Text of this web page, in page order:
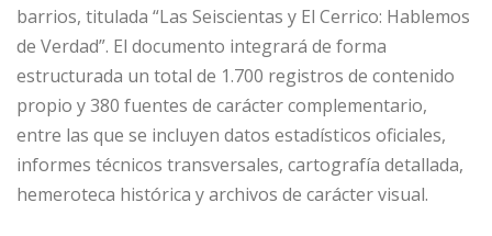
barrios, titulada “Las Seiscientas y El Cerrico: Hablemos
de Verdad”. El documento integrará de forma
estructurada un total de 1.700 registros de contenido
propio y 380 fuentes de carácter complementario,
entre las que se incluyen datos estadísticos oficiales,
informes técnicos transversales, cartografía detallada,
hemeroteca histórica y archivos de carácter visual.